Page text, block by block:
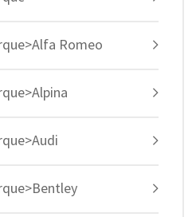
Romeo